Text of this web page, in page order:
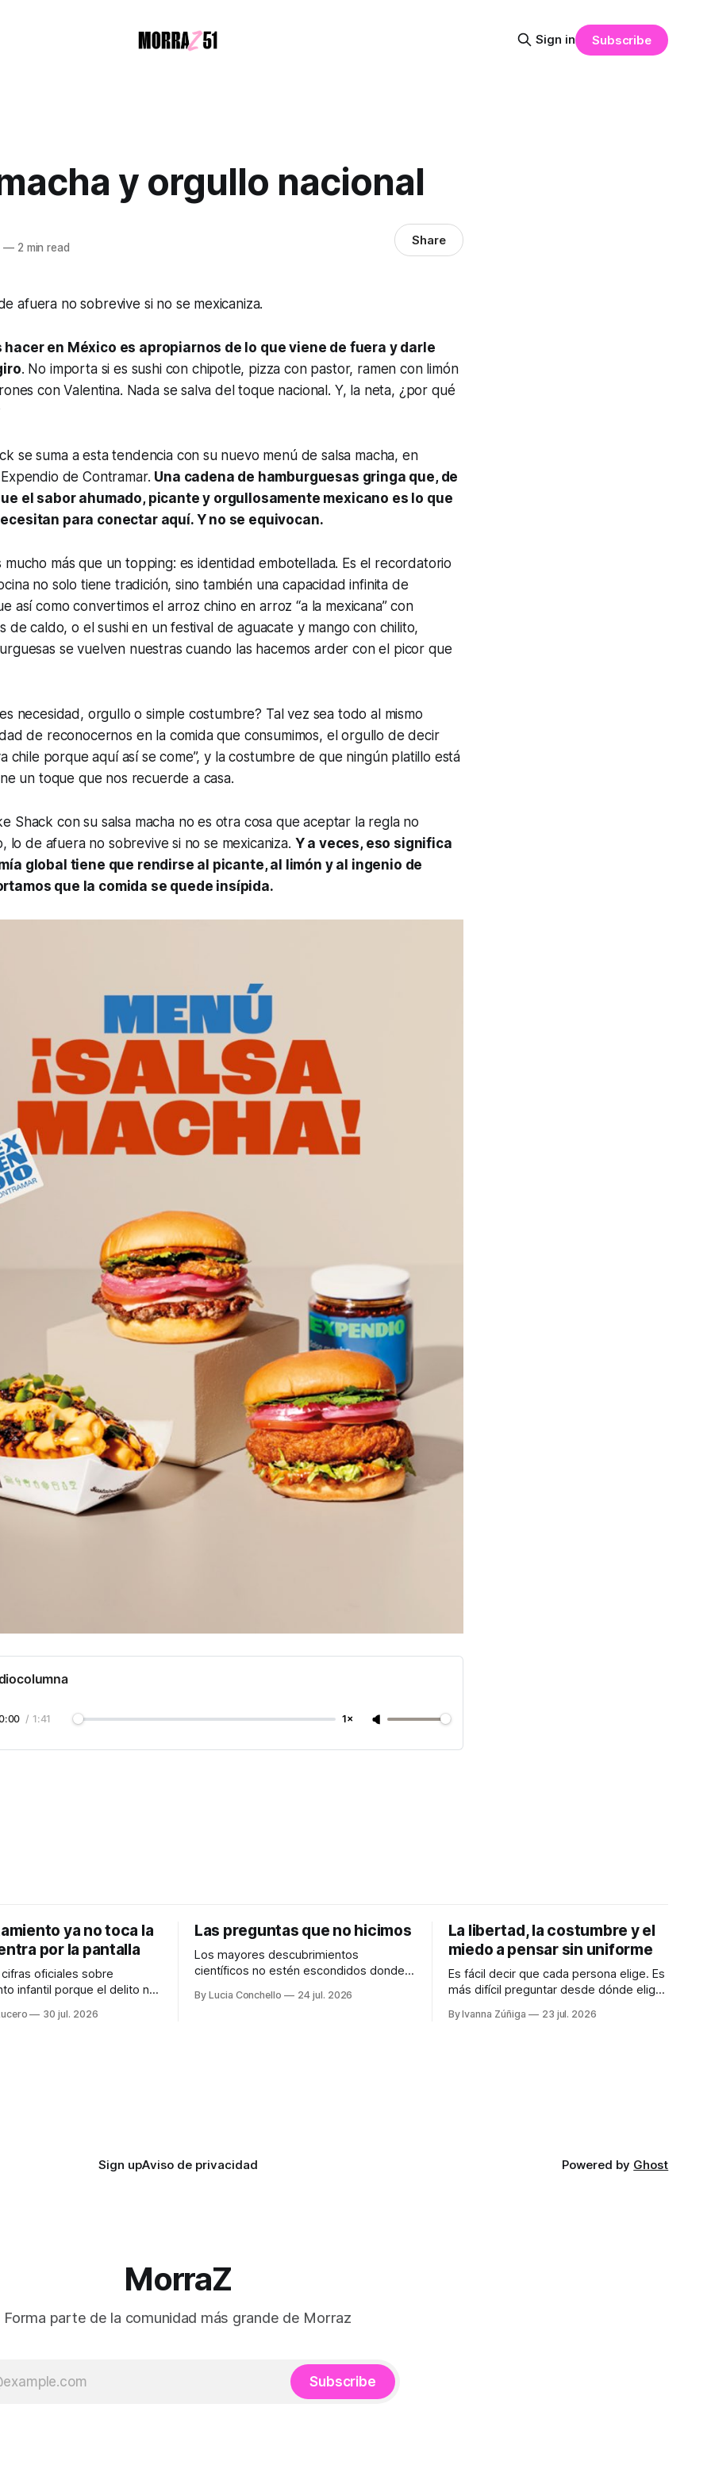
Sign in Subscribe
y orgullo nacional
—2 min read Share
afuera no sobrevive si no se mexicaniza.
hacer en México es apropiarnos de lo que viene de fuera y darle
. No importa si es sushi con chipotle, pizza con pastor, ramen con limón
con Valentina. Nada se salva del toque nacional. Y, la neta, ¿por qué
se suma a esta tendencia con su nuevo menú de salsa macha, en
de Contramar. Una cadena de hamburguesas gringa que, de
el sabor ahumado, picante y orgullosamente mexicano es lo que
para conectar aquí. Y no se equivocan.
mucho más que un topping: es identidad embotellada. Es el recordatorio
no solo tiene tradición, sino también una capacidad infinita de
así como convertimos el arroz chino en arroz “a la mexicana” con
de caldo, o el sushi en un festival de aguacate y mango con chilito,
se vuelven nuestras cuando las hacemos arder con el picor que
necesidad, orgullo o simple costumbre? Tal vez sea todo al mismo
de reconocernos en la comida que consumimos, el orgullo de decir
chile porque aquí así se come”, y la costumbre de que ningún platillo está
un toque que nos recuerde a casa.
Shack con su salsa macha no es otra cosa que aceptar la regla no
lo de afuera no sobrevive si no se mexicaniza. Y a veces, eso significa
global tiene que rendirse al picante, al limón y al ingenio de
que la comida se quede insípida.
/ 1:41 1×
ya no toca la
por la pantalla
oficiales sobre
infantil porque el delito no
30 jul. 2026
Las preguntas que no hicimos
Los mayores descubrimientos
científicos no estén escondidos donde
aquellos lugares que consideramos
By Lucia Conchello 24 jul. 2026
La libertad, la costumbre y el
miedo a pensar sin uniforme
Es fácil decir que cada persona elige. Es
más difícil preguntar desde dónde elige,
qué miedo y entre cuáles posibilidades.
By Ivanna Zúñiga 23 jul. 2026
Sign upAviso de privacidad Powered by Ghost
MorraZ
Forma parte de la comunidad más grande de Morraz
Subscribe